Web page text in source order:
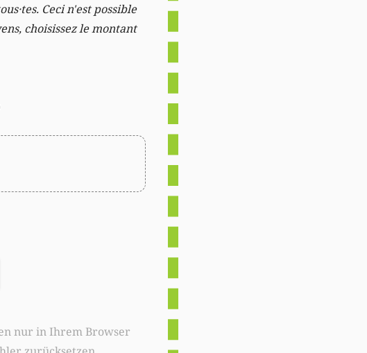
Ceci n'est possible
choisissez le montant